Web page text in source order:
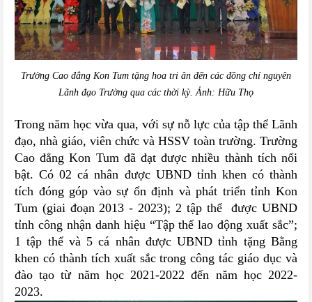
Trường Cao đẳng Kon Tum tặng hoa tri ân đến các đồng chí nguyên
Lãnh đạo Trường qua các thời kỳ. Ảnh: Hữu Thọ
Trong năm học vừa qua, với sự nỗ lực của tập thể Lãnh
đạo, nhà giáo, viên chức và HSSV toàn trường. Trường
Cao đẳng Kon Tum đã đạt được nhiều thành tích nổi
bật. Có 02 cá nhân được UBND tỉnh khen có thành
tích đóng góp vào sự ổn định và phát triển tỉnh Kon
Tum (giai đoạn 2013 - 2023); 2 tập thể được UBND
tỉnh công nhận danh hiệu “Tập thể lao động xuất sắc”;
1 tập thể và 5 cá nhân được UBND tỉnh tặng Bằng
khen có thành tích xuất sắc trong công tác giáo dục và
đào tạo từ năm học 2021-2022 đến năm học 2022-
2023.